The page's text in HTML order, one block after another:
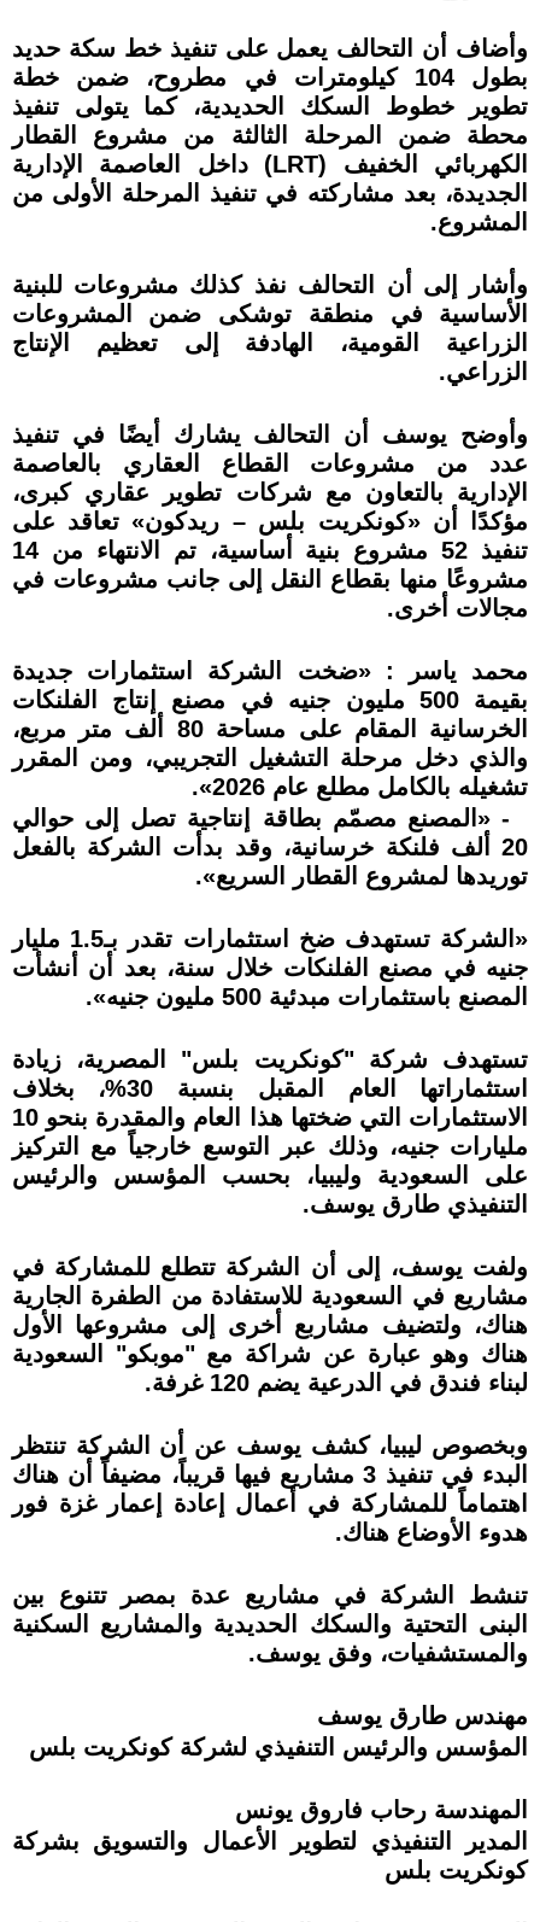
وأضاف أن التحالف يعمل على تنفيذ خط سكة حديد
بطول 104 كيلومترات في مطروح، ضمن خطة
تطوير خطوط السكك الحديدية، كما يتولى تنفيذ
محطة ضمن المرحلة الثالثة من مشروع القطار
الكهربائي الخفيف (LRT) داخل العاصمة الإدارية
الجديدة، بعد مشاركته في تنفيذ المرحلة الأولى من
المشروع.
وأشار إلى أن التحالف نفذ كذلك مشروعات للبنية
الأساسية في منطقة توشكى ضمن المشروعات
الزراعية القومية، الهادفة إلى تعظيم الإنتاج
الزراعي.
وأوضح يوسف أن التحالف يشارك أيضًا في تنفيذ
عدد من مشروعات القطاع العقاري بالعاصمة
الإدارية بالتعاون مع شركات تطوير عقاري كبرى،
مؤكدًا أن «كونكريت بلس – ريدكون» تعاقد على
تنفيذ 52 مشروع بنية أساسية، تم الانتهاء من 14
مشروعًا منها بقطاع النقل إلى جانب مشروعات في
مجالات أخرى.
محمد ياسر : «ضخت الشركة استثمارات جديدة
بقيمة 500 مليون جنيه في مصنع إنتاج الفلنكات
الخرسانية المقام على مساحة 80 ألف متر مربع،
والذي دخل مرحلة التشغيل التجريبي، ومن المقرر
تشغيله بالكامل مطلع عام 2026».
- «المصنع مصمّم بطاقة إنتاجية تصل إلى حوالي
20 ألف فلنكة خرسانية، وقد بدأت الشركة بالفعل
توريدها لمشروع القطار السريع».
«الشركة تستهدف ضخ استثمارات تقدر بـ1.5 مليار
جنيه في مصنع الفلنكات خلال سنة، بعد أن أنشأت
المصنع باستثمارات مبدئية 500 مليون جنيه».
تستهدف شركة "كونكريت بلس" المصرية، زيادة
استثماراتها العام المقبل بنسبة 30%، بخلاف
الاستثمارات التي ضختها هذا العام والمقدرة بنحو 10
مليارات جنيه، وذلك عبر التوسع خارجياً مع التركيز
على السعودية وليبيا، بحسب المؤسس والرئيس
التنفيذي طارق يوسف.
ولفت يوسف، إلى أن الشركة تتطلع للمشاركة في
مشاريع في السعودية للاستفادة من الطفرة الجارية
هناك، ولتضيف مشاربع أخرى إلى مشروعها الأول
هناك وهو عبارة عن شراكة مع "موبكو" السعودية
لبناء فندق في الدرعية يضم 120 غرفة.
وبخصوص ليبيا، كشف يوسف عن أن الشركة تنتظر
البدء في تنفيذ 3 مشاريع فيها قريباً، مضيفاً أن هناك
اهتماماً للمشاركة في أعمال إعادة إعمار غزة فور
هدوء الأوضاع هناك.
تنشط الشركة في مشاريع عدة بمصر تتنوع بين
البنى التحتية والسكك الحديدية والمشاريع السكنية
والمستشفيات، وفق يوسف.
مهندس طارق يوسف
المؤسس والرئيس التنفيذي لشركة كونكريت بلس
المهندسة رحاب فاروق يونس
المدير التنفيذي لتطوير الأعمال والتسويق بشركة
كونكريت بلس